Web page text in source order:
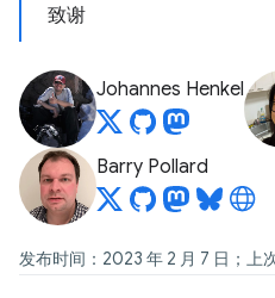
致谢
Johannes Henkel
Barry Pollard
发布时间：2023 年 2 月 7 日；上